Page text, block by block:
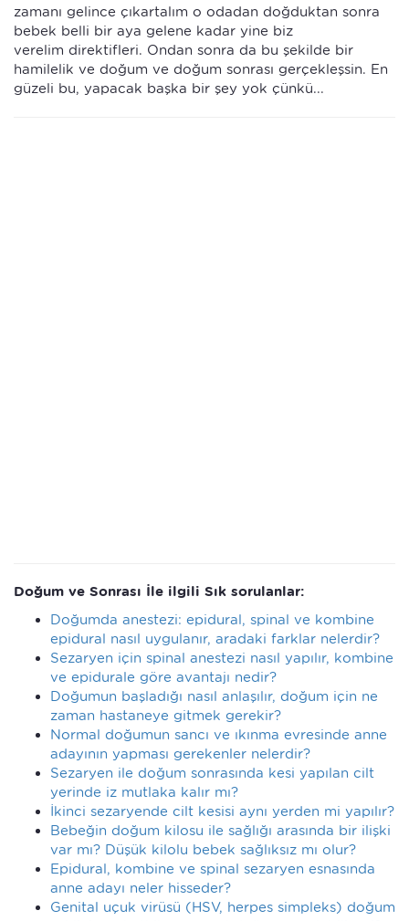
zamanı gelince çıkartalım o odadan doğduktan sonra
bebek belli bir aya gelene kadar yine biz
verelim direktifleri. Ondan sonra da bu şekilde bir
hamilelik ve doğum ve doğum sonrası gerçekleşsin. En
güzeli bu, yapacak başka bir şey yok çünkü...
Doğum ve Sonrası İle ilgili Sık sorulanlar:
Doğumda anestezi: epidural, spinal ve kombine
epidural nasıl uygulanır, aradaki farklar nelerdir?
Sezaryen için spinal anestezi nasıl yapılır, kombine
ve epidurale göre avantajı nedir?
Doğumun başladığı nasıl anlaşılır, doğum için ne
zaman hastaneye gitmek gerekir?
Normal doğumun sancı ve ıkınma evresinde anne
adayının yapması gerekenler nelerdir?
Sezaryen ile doğum sonrasında kesi yapılan cilt
yerinde iz mutlaka kalır mı?
İkinci sezaryende cilt kesisi aynı yerden mi yapılır?
Bebeğin doğum kilosu ile sağlığı arasında bir ilişki
var mı? Düşük kilolu bebek sağlıksız mı olur?
Epidural, kombine ve spinal sezaryen esnasında
anne adayı neler hisseder?
Genital uçuk virüsü (HSV, herpes simpleks) doğum